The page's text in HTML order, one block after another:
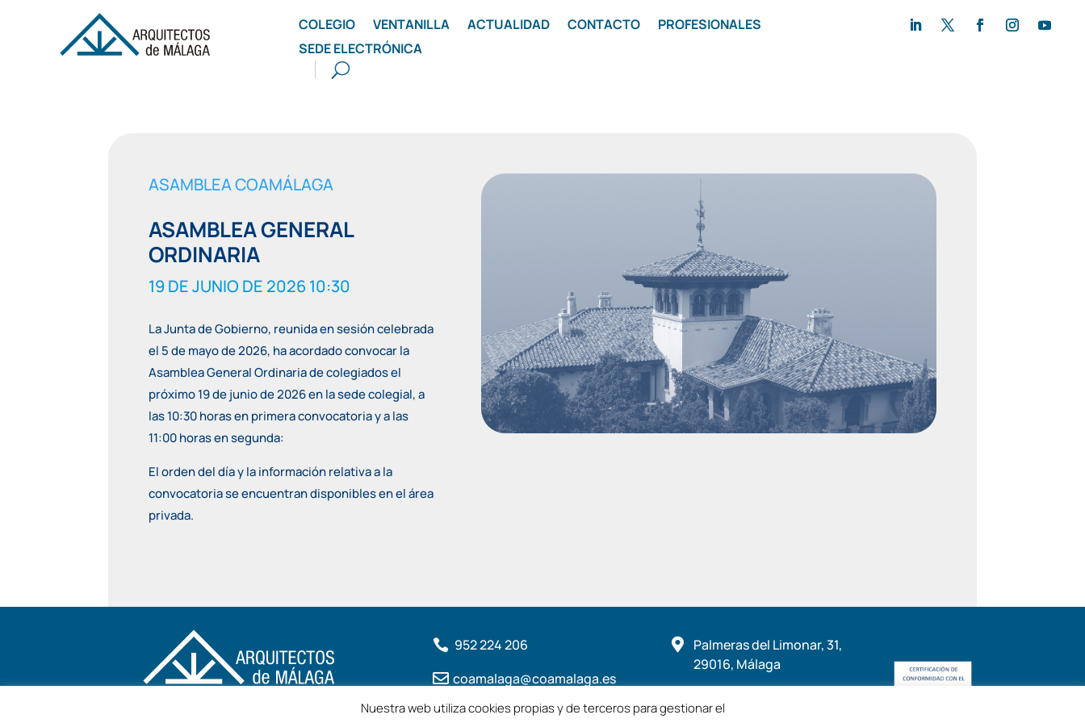
COLEGIO VENTANILLA ACTUALIDAD CONTACTO
PROFESIONALES
SEDE ELECTRÓNICA
ASAMBLEA COAMÁLAGA
ASAMBLEA GENERAL
ORDINARIA
19 DE JUNIO DE 2026 10:30
La Junta de Gobierno, reunida en sesión celebrada
el 5 de mayo de 2026, ha acordado convocar la
Asamblea General Ordinaria de colegiados el
próximo 19 de junio de 2026 en la sede colegial, a
las 10:30 horas en primera convocatoria y a las
11:00 horas en segunda:
El orden del día y la información relativa a la
convocatoria se encuentran disponibles en el área
privada.
 952 224 206
 coamalaga@coamalaga.es

Palmeras del Limonar, 31,
29016, Málaga
Nuestra web utiliza cookies propias y de terceros para gestionar el